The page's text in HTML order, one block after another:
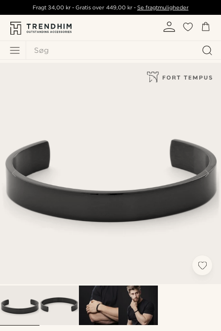
Søg
Fragt34,00 kr - Gratis over 449,00 kr- Se fragtmuligheder